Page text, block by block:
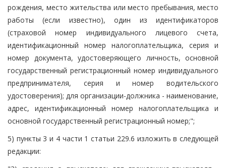
рождения, место жительства или место пребывания, место
работы (если известно), один из идентификаторов
(страховой номер индивидуального лицевого счета,
идентификационный номер налогоплательщика, серия и
номер документа, удостоверяющего личность, основной
государственный регистрационный номер индивидуального
предпринимателя, серия и номер водительского
удостоверения); для организации-должника - наименование,
адрес, идентификационный номер налогоплательщика и
основной государственный регистрационный номер;";
5) пункты 3 и 4 части 1 статьи 229.6 изложить в следующей
редакции: